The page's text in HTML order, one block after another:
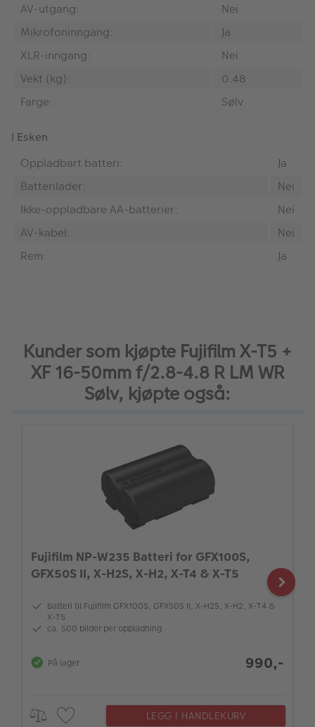
AV-utgang:
Nei
Mikrofoninngang:
Ja
XLR-inngang:
Nei
Vekt (kg):
0.48
Farge:
Sølv
I Esken
Oppladbart batteri:
Ja
Batterilader:
Nei
Ikke-oppladbare AA-batterier:
Nei
AV-kabel:
Nei
Rem:
Ja
Kunder som kjøpte Fujifilm X-T5 +
XF 16-50mm f/2.8-4.8 R LM WR
Sølv, kjøpte også:
Fujifilm NP-W235 Batteri for GFX100S,
GFX50S II, X-H2S, X-H2, X-T4 & X-T5
Batteri til Fujifilm GFX100S, GFX50S II, X-H2S, X-H2, X-T4 &
X-T5
ca. 500 bilder per oppladning
På lager 990,-
LEGG I HANDLEKURV